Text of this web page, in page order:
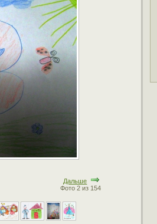
Дальше
Фото 2 из 154